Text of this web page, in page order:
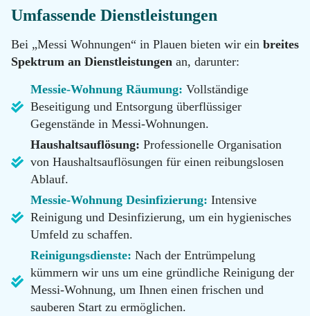
Umfassende Dienstleistungen
Bei „Messi Wohnungen“ in Plauen bieten wir ein breites
Spektrum an Dienstleistungen an, darunter:
Messie-Wohnung Räumung: Vollständige
Beseitigung und Entsorgung überflüssiger
Gegenstände in Messi-Wohnungen.
Haushaltsauflösung: Professionelle Organisation
von Haushaltsauflösungen für einen reibungslosen
Ablauf.
Messie-Wohnung Desinfizierung: Intensive
Reinigung und Desinfizierung, um ein hygienisches
Umfeld zu schaffen.
Reinigungsdienste: Nach der Entrümpelung
kümmern wir uns um eine gründliche Reinigung der
Messi-Wohnung, um Ihnen einen frischen und
sauberen Start zu ermöglichen.
0800
11 22
100
Email
info@messie-
wohnungen.de
100
info@messie-
wohnungen.de